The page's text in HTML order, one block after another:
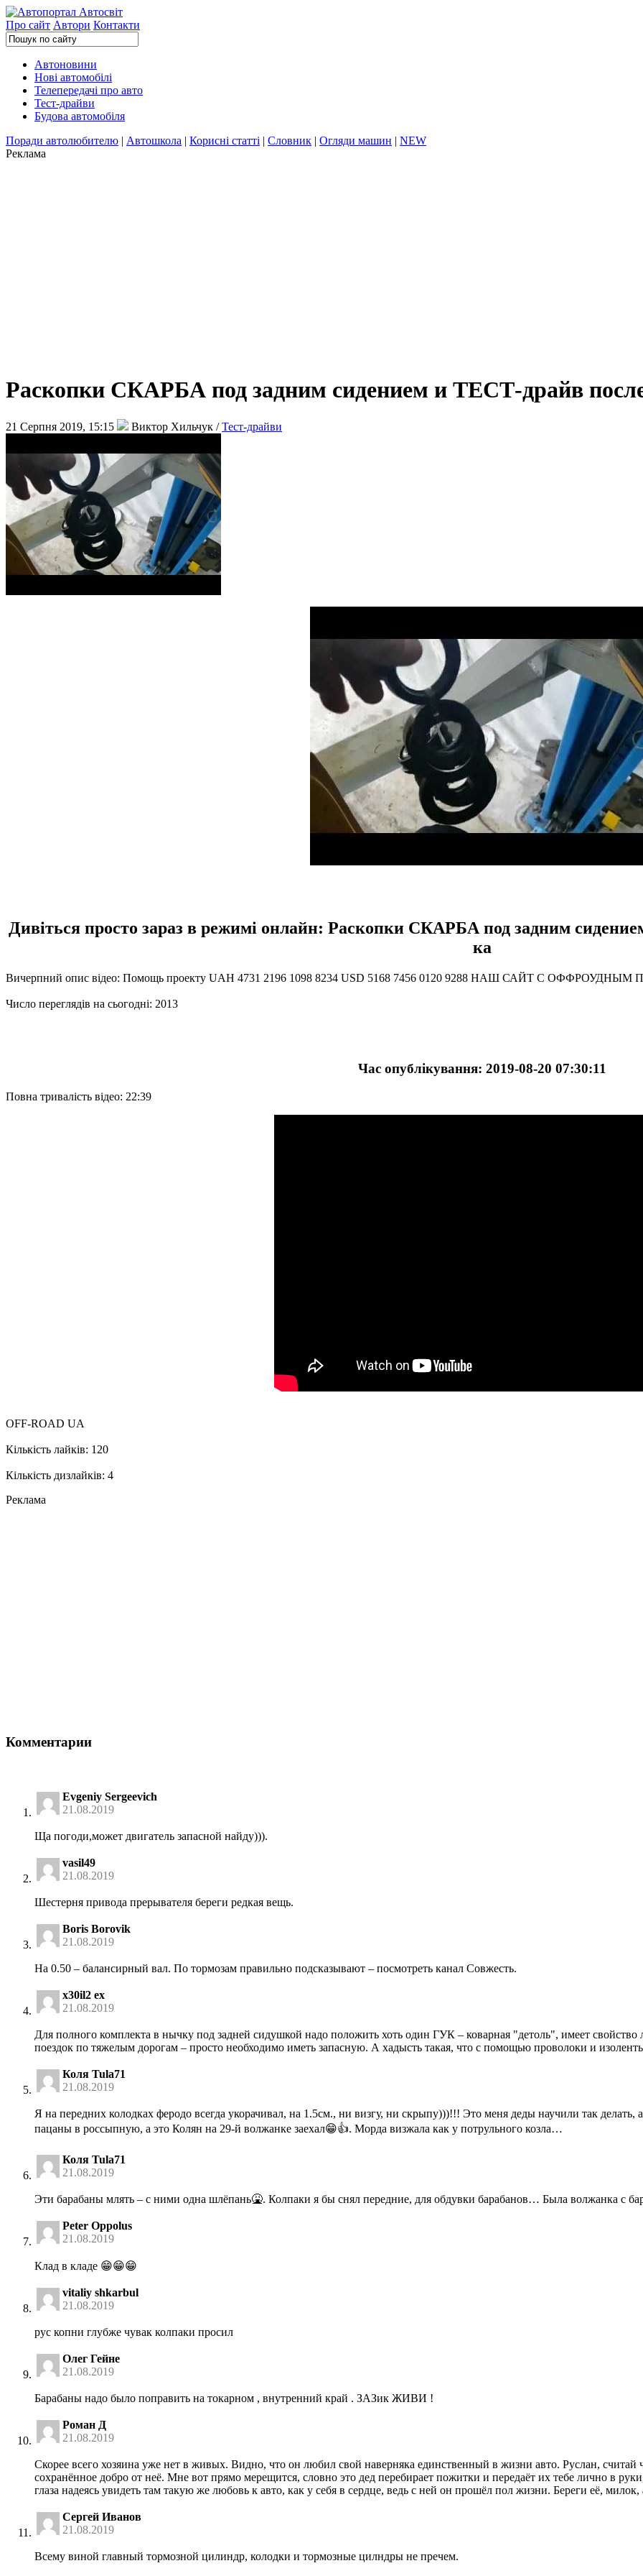
Про сайт Автори Контакти
Автоновини
Нові автомобілі
Телепередачі про авто
Тест-драйви
Будова автомобіля
Поради автолюбителю | Автошкола | Корисні статті | Словник | Огляди машин | NEW
Реклама
Раскопки СКАРБА под задним сидением и ТЕСТ-драйв
21 Серпня 2019, 15:15 Виктор Хильчук /Тест-драйви
Дивіться просто зараз в режимі онлайн: Раскопки СКАРБА под задним
ка
Вичерпний опис відео: Помощь проекту UAH 4731 2196 1098 8234 USD 5168 7456 0120 9288 НАШ САЙТ С
Число переглядів на сьогодні: 2013
Час опублікування: 2019-08-20 07:30:11
Повна тривалість відео: 22:39
OFF-ROAD UA
Кількість лайків: 120
Кількість дизлайків: 4
Реклама
Комментарии
Evgeniy Sergeevich
21.08.2019
Ща погоди,может двигатель запасной найду))).
vasil49
21.08.2019
Шестерня привода прерывателя береги редкая вещь.
Boris Borovik
21.08.2019
На 0.50 – балансирный вал. По тормозам правильно подсказывают – посмотреть канал Совжесть.
x30il2 ex
21.08.2019
Для полного комплекта в нычку под задней сидушкой надо положить хоть один ГУК – коварная "детоль", имеет
поездок по тяжелым дорогам – просто необходимо иметь запасную. А хадысть такая, что с помощью проволоки и
Коля Tula71
21.08.2019
Я на передних колодках феродо всегда укорачивал, на 1.5см., ни визгу, ни скрыпу)))!!! Это меня деды научили так делать,
пацаны в россыпную, а это Колян на 29-й волжанке заехал😁👍. Морда визжала как у потрульного козла…
Коля Tula71
21.08.2019
Эти барабаны млять – с ними одна шлёпань🤮. Колпаки я бы снял передние, для обдувки барабанов… Была волжанка с
Peter Oppolus
21.08.2019
Клад в кладе 😁😁😁
vitaliy shkarbul
21.08.2019
рус копни глубже чувак колпаки просил
Олег Гейне
21.08.2019
Барабаны надо было поправить на токарном , внутренний край . ЗАЗик ЖИВИ !
Роман Д
21.08.2019
Скорее всего хозяина уже нет в живых. Видно, что он любил свой наверняка единственный в жизни авто. Руслан, считай
сохранённое добро от неё. Мне вот прямо мерещится, словно это дед перебирает пожитки и передаёт их тебе лично в
глаза надеясь увидеть там такую же любовь к авто, как у себя в сердце, ведь с ней он прошёл пол жизни. Береги её, милок,
Сергей Иванов
21.08.2019
Всему виной главный тормозной цилиндр, колодки и тормозные цилндры не пречем.